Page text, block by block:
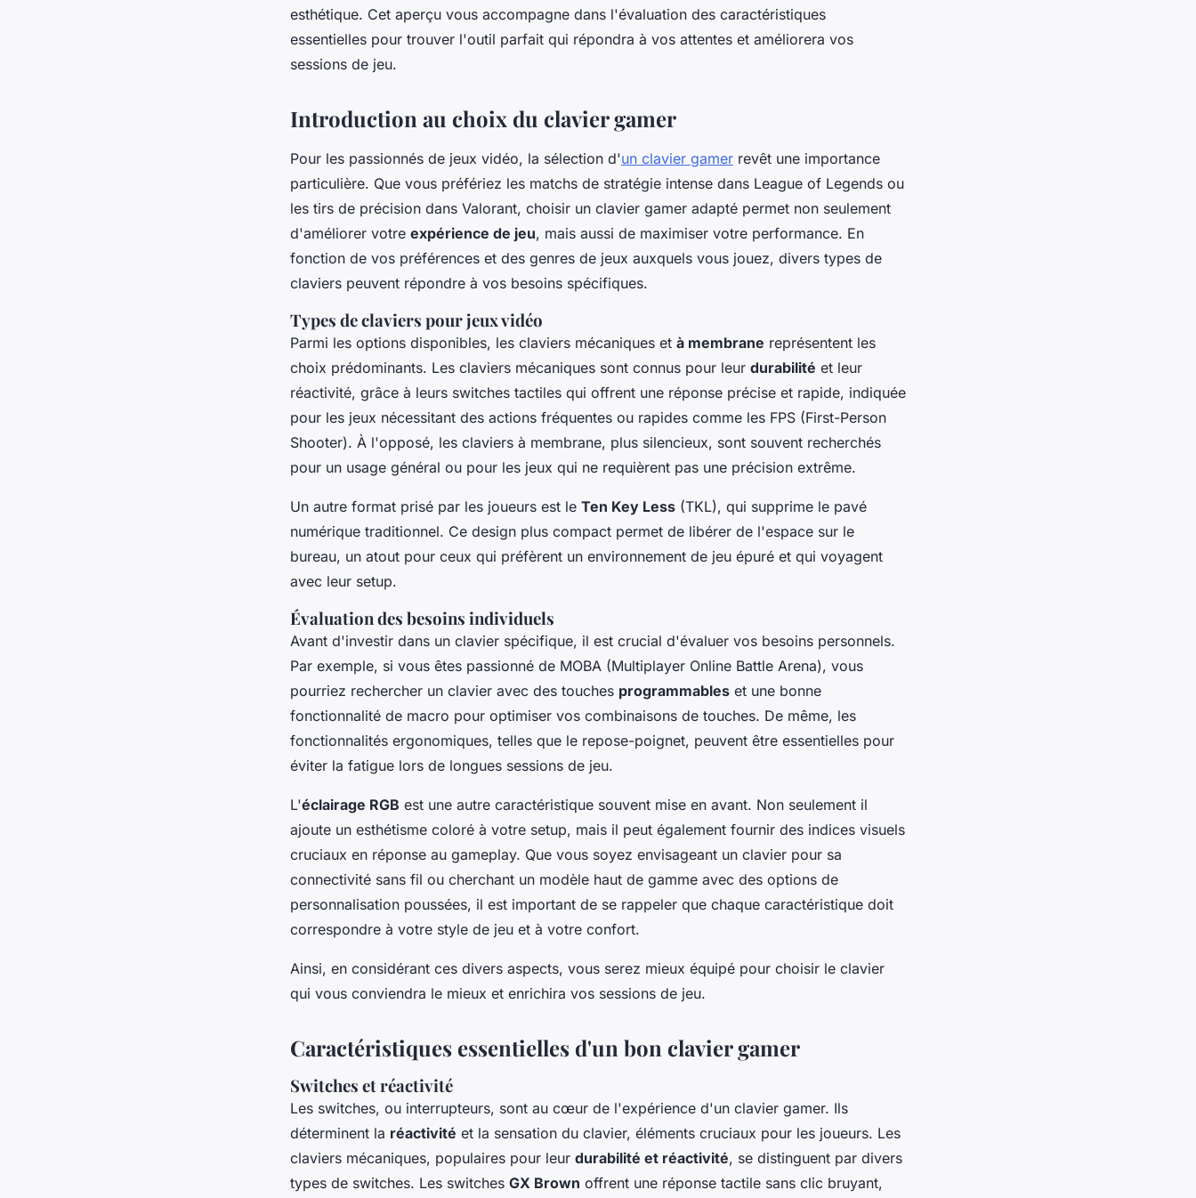
esthétique. Cet aperçu vous accompagne dans l'évaluation des caractéristiques
essentielles pour trouver l'outil parfait qui répondra à vos attentes et améliorera vos
sessions de jeu.
Introduction au choix du clavier gamer
Pour les passionnés de jeux vidéo, la sélection d'un clavier gamer revêt une importance
particulière. Que vous préfériez les matchs de stratégie intense dans League of Legends ou
les tirs de précision dans Valorant, choisir un clavier gamer adapté permet non seulement
d'améliorer votre expérience de jeu, mais aussi de maximiser votre performance. En
fonction de vos préférences et des genres de jeux auxquels vous jouez, divers types de
claviers peuvent répondre à vos besoins spécifiques.
Types de claviers pour jeux vidéo
Parmi les options disponibles, les claviers mécaniques et à membrane représentent les
choix prédominants. Les claviers mécaniques sont connus pour leur durabilité et leur
réactivité, grâce à leurs switches tactiles qui offrent une réponse précise et rapide, indiquée
pour les jeux nécessitant des actions fréquentes ou rapides comme les FPS (First-Person
Shooter). À l'opposé, les claviers à membrane, plus silencieux, sont souvent recherchés
pour un usage général ou pour les jeux qui ne requièrent pas une précision extrême.
Un autre format prisé par les joueurs est le Ten Key Less (TKL), qui supprime le pavé
numérique traditionnel. Ce design plus compact permet de libérer de l'espace sur le
bureau, un atout pour ceux qui préfèrent un environnement de jeu épuré et qui voyagent
avec leur setup.
Évaluation des besoins individuels
Avant d'investir dans un clavier spécifique, il est crucial d'évaluer vos besoins personnels.
Par exemple, si vous êtes passionné de MOBA (Multiplayer Online Battle Arena), vous
pourriez rechercher un clavier avec des touches programmables et une bonne
fonctionnalité de macro pour optimiser vos combinaisons de touches. De même, les
fonctionnalités ergonomiques, telles que le repose-poignet, peuvent être essentielles pour
éviter la fatigue lors de longues sessions de jeu.
L'éclairage RGB est une autre caractéristique souvent mise en avant. Non seulement il
ajoute un esthétisme coloré à votre setup, mais il peut également fournir des indices visuels
cruciaux en réponse au gameplay. Que vous soyez envisageant un clavier pour sa
connectivité sans fil ou cherchant un modèle haut de gamme avec des options de
personnalisation poussées, il est important de se rappeler que chaque caractéristique doit
correspondre à votre style de jeu et à votre confort.
Ainsi, en considérant ces divers aspects, vous serez mieux équipé pour choisir le clavier
qui vous conviendra le mieux et enrichira vos sessions de jeu.
Caractéristiques essentielles d'un bon clavier gamer
Switches et réactivité
Les switches, ou interrupteurs, sont au cœur de l'expérience d'un clavier gamer. Ils
déterminent la réactivité et la sensation du clavier, éléments cruciaux pour les joueurs. Les
claviers mécaniques, populaires pour leur durabilité et réactivité, se distinguent par divers
types de switches. Les switches GX Brown offrent une réponse tactile sans clic bruyant,